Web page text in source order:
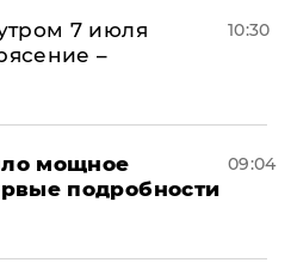
7 июля
–
10:30
мощное
подробности
09:04